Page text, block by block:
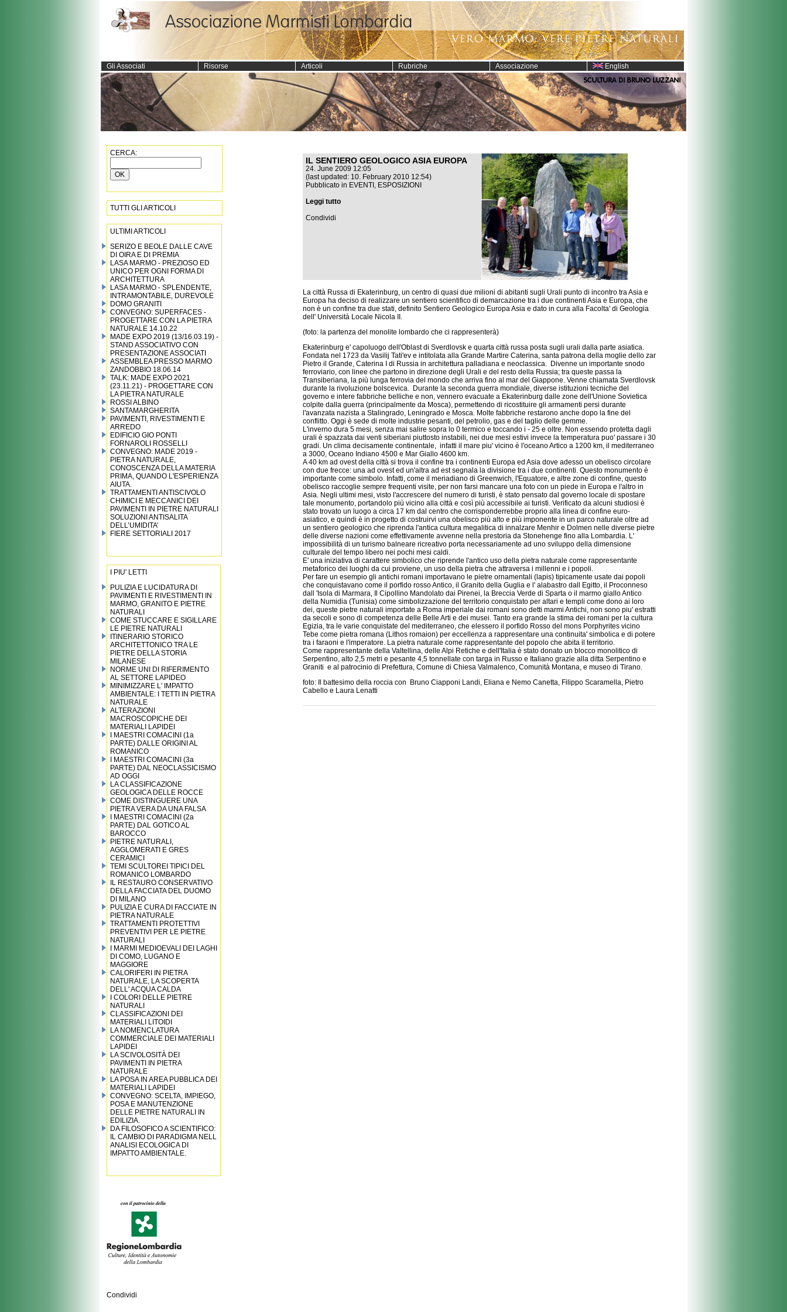
Gli Associati Risorse Articoli Rubriche Associazione English
CERCA:
TUTTI GLI ARTICOLI
ULTIMI ARTICOLI
SERIZO E BEOLE DALLE CAVE
DI OIRA E DI PREMIA
LASA MARMO - PREZIOSO ED
UNICO PER OGNI FORMA DI
ARCHITETTURA
LASA MARMO - SPLENDENTE,
INTRAMONTABILE, DUREVOLE
DOMO GRANITI
CONVEGNO: SUPERFACES -
PROGETTARE CON LA PIETRA
NATURALE 14.10.22
MADE EXPO 2019 (13/16.03.19) -
STAND ASSOCIATIVO CON
PRESENTAZIONE ASSOCIATI
ASSEMBLEA PRESSO MARMO
ZANDOBBIO 18.06.14
TALK: MADE EXPO 2021
(23.11.21) - PROGETTARE CON
LA PIETRA NATURALE
ROSSI ALBINO
SANTAMARGHERITA
PAVIMENTI, RIVESTIMENTI E
ARREDO
EDIFICIO GIO PONTI
FORNAROLI ROSSELLI
CONVEGNO: MADE 2019 -
PIETRA NATURALE,
CONOSCENZA DELLA MATERIA
PRIMA, QUANDO L'ESPERIENZA
AIUTA.
TRATTAMENTI ANTISCIVOLO
CHIMICI E MECCANICI DEI
PAVIMENTI IN PIETRE NATURALI
SOLUZIONI ANTISALITA
DELL’UMIDITA’
FIERE SETTORIALI 2017
I PIU' LETTI
PULIZIA E LUCIDATURA DI
PAVIMENTI E RIVESTIMENTI IN
MARMO, GRANITO E PIETRE
NATURALI
COME STUCCARE E SIGILLARE
LE PIETRE NATURALI
ITINERARIO STORICO
ARCHITETTONICO TRA LE
PIETRE DELLA STORIA
MILANESE
NORME UNI DI RIFERIMENTO
AL SETTORE LAPIDEO
MINIMIZZARE L' IMPATTO
AMBIENTALE: I TETTI IN PIETRA
NATURALE
ALTERAZIONI
MACROSCOPICHE DEI
MATERIALI LAPIDEI
I MAESTRI COMACINI (1a
PARTE) DALLE ORIGINI AL
ROMANICO
I MAESTRI COMACINI (3a
PARTE) DAL NEOCLASSICISMO
AD OGGI
LA CLASSIFICAZIONE
GEOLOGICA DELLE ROCCE
COME DISTINGUERE UNA
PIETRA VERA DA UNA FALSA
I MAESTRI COMACINI (2a
PARTE) DAL GOTICO AL
BAROCCO
PIETRE NATURALI,
AGGLOMERATI E GRES
CERAMICI
TEMI SCULTOREI TIPICI DEL
ROMANICO LOMBARDO
IL RESTAURO CONSERVATIVO
DELLA FACCIATA DEL DUOMO
DI MILANO
PULIZIA E CURA DI FACCIATE IN
PIETRA NATURALE
TRATTAMENTI PROTETTIVI
PREVENTIVI PER LE PIETRE
NATURALI
I MARMI MEDIOEVALI DEI LAGHI
DI COMO, LUGANO E
MAGGIORE
CALORIFERI IN PIETRA
NATURALE, LA SCOPERTA
DELL' ACQUA CALDA
I COLORI DELLE PIETRE
NATURALI
CLASSIFICAZIONI DEI
MATERIALI LITOIDI
LA NOMENCLATURA
COMMERCIALE DEI MATERIALI
LAPIDEI
LA SCIVOLOSITÀ DEI
PAVIMENTI IN PIETRA
NATURALE
LA POSA IN AREA PUBBLICA DEI
MATERIALI LAPIDEI
CONVEGNO: SCELTA, IMPIEGO,
POSA E MANUTENZIONE
DELLE PIETRE NATURALI IN
EDILIZIA.
DA FILOSOFICO A SCIENTIFICO:
IL CAMBIO DI PARADIGMA NELL
ANALISI ECOLOGICA DI
IMPATTO AMBIENTALE.
IL SENTIERO GEOLOGICO ASIA EUROPA
24. June 2009 12:05
(last updated: 10. February 2010 12:54)
Pubblicato in EVENTI , ESPOSIZIONI
Leggi tutto
Condividi
La città Russa di Ekaterinburg, un centro di quasi due milioni di abitanti sugli Urali punto di incontro tra Asia e
Europa ha deciso di realizzare un sentiero scientifico di demarcazione tra i due continenti Asia e Europa, che
non è un confine tra due stati, definito Sentiero Geologico Europa Asia e dato in cura alla Facolta' di Geologia
dell' Università Locale Nicola II.
(foto: la partenza del monolite lombardo che ci rappresenterà)
Ekaterinburg e' capoluogo dell'Oblast di Sverdlovsk e quarta città russa posta sugli urali dalla parte asiatica.
Fondata nel 1723 da Vasilij Tati'ev e intitolata alla Grande Martire Caterina, santa patrona della moglie dello zar
Pietro il Grande, Caterina I di Russia in architettura palladiana e neoclassica. Divenne un importante snodo
ferroviario, con linee che partono in direzione degli Urali e del resto della Russia; tra queste passa la
Transiberiana, la più lunga ferrovia del mondo che arriva fino al mar del Giappone. Venne chiamata Sverdlovsk
durante la rivoluzione bolscevica. Durante la seconda guerra mondiale, diverse istituzioni tecniche del
governo e intere fabbriche belliche e non, vennero evacuate a Ekaterinburg dalle zone dell'Unione Sovietica
colpite dalla guerra (principalmente da Mosca), permettendo di ricostituire gli armamenti persi durante
l'avanzata nazista a Stalingrado, Leningrado e Mosca. Molte fabbriche restarono anche dopo la fine del
conflitto. Oggi è sede di molte industrie pesanti, del petrolio, gas e del taglio delle gemme.
L'inverno dura 5 mesi, senza mai salire sopra lo 0 termico e toccando i - 25 e oltre. Non essendo protetta dagli
urali è spazzata dai venti siberiani piuttosto instabili, nei due mesi estivi invece la temperatura puo' passare i 30
gradi. Un clima decisamente continentale, infatti il mare piu' vicino è l'oceano Artico a 1200 km, il mediterraneo
a 3000, Oceano Indiano 4500 e Mar Giallo 4600 km.
A 40 km ad ovest della città si trova il confine tra i continenti Europa ed Asia dove adesso un obelisco circolare
con due frecce: una ad ovest ed un'altra ad est segnala la divisione tra i due continenti. Questo monumento è
importante come simbolo. Infatti, come il meriadiano di Greenwich, l'Equatore, e altre zone di confine, questo
obelisco raccoglie sempre frequenti visite, per non farsi mancare una foto con un piede in Europa e l'altro in
Asia. Negli ultimi mesi, visto l'accrescere del numero di turisti, è stato pensato dal governo locale di spostare
tale monumento, portandolo più vicino alla città e così più accessibile ai turisti. Verificato da alcuni studiosi è
stato trovato un luogo a circa 17 km dal centro che corrisponderrebbe proprio alla linea di confine euro-
asiatico, e quindi è in progetto di costruirvi una obelisco più alto e più imponente in un parco naturale oltre ad
un sentiero geologico che riprenda l'antica cultura megalitica di innalzare Menhir e Dolmen nelle diverse pietre
delle diverse nazioni come effettivamente avvenne nella prestoria da Stonehenge fino alla Lombardia. L'
impossibilità di un turismo balneare ricreativo porta necessariamente ad uno sviluppo della dimensione
culturale del tempo libero nei pochi mesi caldi.
E' una iniziativa di carattere simbolico che riprende l'antico uso della pietra naturale come rappresentante
metaforico dei luoghi da cui proviene, un uso della pietra che attraversa i millenni e i popoli.
Per fare un esempio gli antichi romani importavano le pietre ornamentali (lapis) tipicamente usate dai popoli
che conquistavano come il porfido rosso Antico, il Granito della Guglia e l' alabastro dall Egitto, il Proconneso
dall 'Isola di Marmara, Il Cipollino Mandolato dai Pirenei, la Breccia Verde di Sparta o il marmo giallo Antico
della Numidia (Tunisia) come simbolizzazione del territorio conquistato per altari e templi come dono ai loro
dei, queste pietre naturali importate a Roma imperiale dai romani sono detti marmi Antichi, non sono piu' estratti
da secoli e sono di competenza delle Belle Arti e dei musei. Tanto era grande la stima dei romani per la cultura
Egizia, tra le varie conquistate del mediterraneo, che elessero il porfido Rosso del mons Porphyrites vicino
Tebe come pietra romana (Lithos romaion) per eccellenza a rappresentare una continuita' simbolica e di potere
tra i faraoni e l'imperatore. La pietra naturale come rappresentante del popolo che abita il territorio.
Come rappresentante della Valtellina, delle Alpi Retiche e dell'Italia è stato donato un blocco monolitico di
Serpentino, alto 2,5 metri e pesante 4,5 tonnellate con targa in Russo e Italiano grazie alla ditta Serpentino e
Graniti e al patrocinio di Prefettura, Comune di Chiesa Valmalenco, Comunità Montana, e museo di Tirano.
foto: Il battesimo della roccia con Bruno Ciapponi Landi, Eliana e Nemo Canetta, Filippo Scaramella, Pietro
Cabello e Laura Lenatti
Condividi